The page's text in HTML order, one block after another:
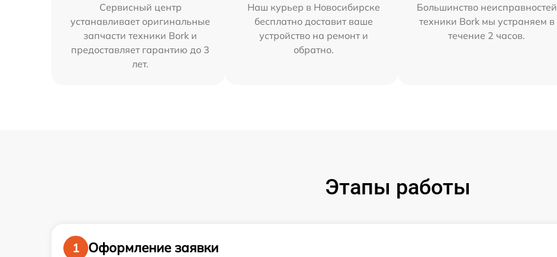
Сервисный центр
устанавливает оригинальные
запчасти техники Bork и
предоставляет гарантию до 3
лет.
Наш курьер в Новосибирске
бесплатно доставит ваше
устройство на ремонт и
обратно.
Большинство неисправностей
техники Bork мы устраняем в
течение 2 часов.
Этапы работы
1
Оформление заявки